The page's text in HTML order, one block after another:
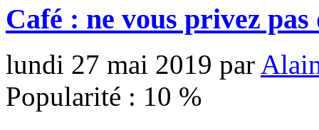
Café : ne vous privez
lundi 27 mai 2019 par
Popularité : 10 %